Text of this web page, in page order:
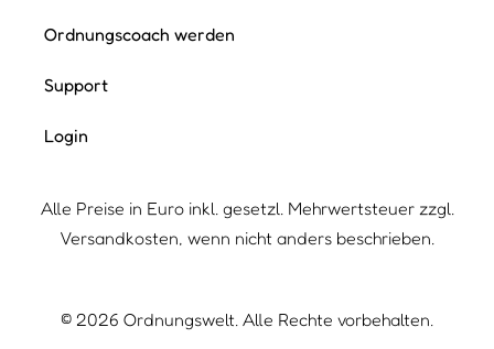
Business Coach mit IHK Zertifikat und